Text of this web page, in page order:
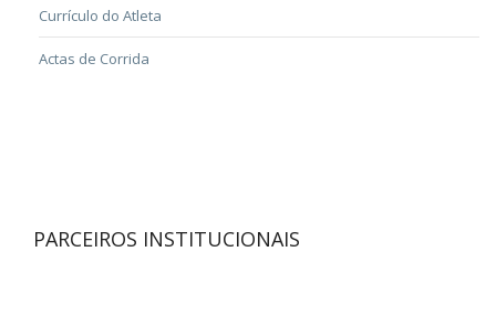
Currículo do Atleta
Actas de Corrida
PARCEIROS INSTITUCIONAIS